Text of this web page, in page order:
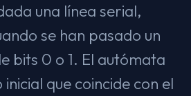
una línea serial,
se han pasado un
bits 0 o 1. El autómata
que coincide con el